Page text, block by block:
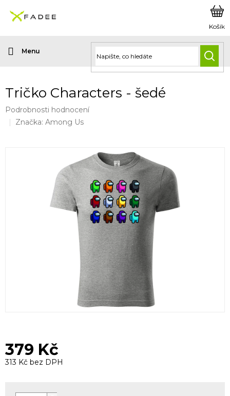
obsah
Tričko Characters - šedé
Průměrné
hodnocení
Podrobnosti hodnocení
Značka: Among Us
379 Kč
313 Kč bez DPH